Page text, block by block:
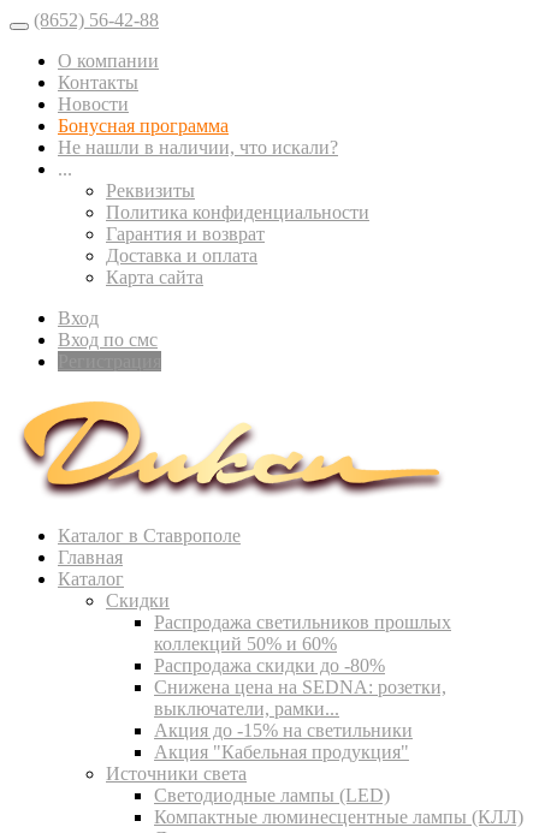
(8652) 56-42-88
О компании
Контакты
Новости
Бонусная программа
Не нашли в наличии, что искали?
...
Реквизиты
Политика конфиденциальности
Гарантия и возврат
Доставка и оплата
Карта сайта
Вход
Вход по смс
Каталог в Ставрополе
Главная
Каталог
Скидки
Распродажа светильников прошлых
коллекций 50% и 60%
Распродажа скидки до -80%
Cнижена цена на SEDNA: розетки,
выключатели, рамки...
Акция до -15% на светильники
Акция "Кабельная продукция"
Источники света
Светодиодные лампы (LED)
Компактные люминесцентные лампы (КЛЛ)